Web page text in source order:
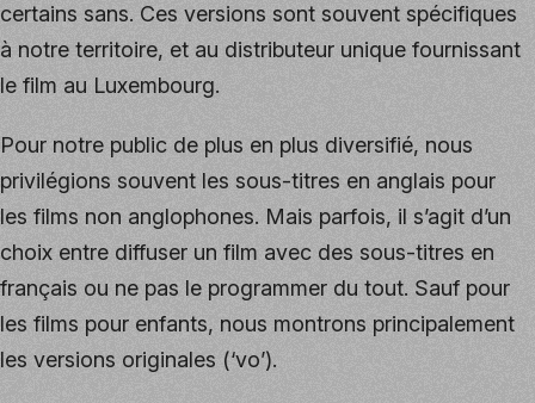
certains sans. Ces versions sont souvent spécifiques
à notre territoire, et au distributeur unique fournissant
le film au Luxembourg.
Pour notre public de plus en plus diversifié, nous
privilégions souvent les sous-titres en anglais pour
les films non anglophones. Mais parfois, il s’agit d’un
choix entre diffuser un film avec des sous-titres en
français ou ne pas le programmer du tout. Sauf pour
les films pour enfants, nous montrons principalement
les versions originales (‘vo’).